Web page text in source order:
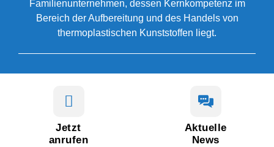
Familienunternehmen, dessen Kernkompetenz im
Bereich der Aufbereitung und des Handels von
thermoplastischen Kunststoffen liegt.
Jetzt
anrufen
Aktuelle
News